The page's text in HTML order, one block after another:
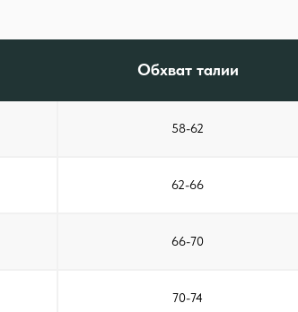
Обхват талии
58-62
62-66
66-70
70-74